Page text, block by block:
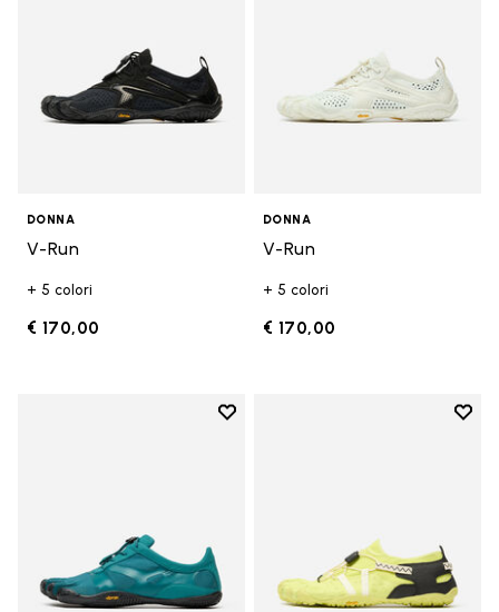
DONNA
V-Run
+ 5 colori
€ 170,00
DONNA
V-Run
+ 5 colori
€ 170,00
Add to wishlist
Add